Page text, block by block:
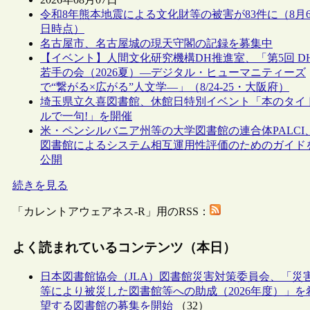
令和8年熊本地震による文化財等の被害が83件に（8月
日時点）
名古屋市、名古屋城の現天守閣の記録を募集中
【イベント】人間文化研究機構DH推進室、「第5回
若手の会（2026夏）―デジタル・ヒューマニティーズ
で“繋がる×広がる”人文学―」（8/24-25・大阪府）
埼玉県立久喜図書館、休館日特別イベント「本のタイ
ルで一句!」を開催
米・ペンシルバニア州等の大学図書館の連合体PALCI、
図書館によるシステム相互運用性評価のためのガイド
公開
続きを見る
「カレントアウェアネス-R」用のRSS：
よく読まれているコンテンツ（本日）
日本図書館協会（JLA）図書館災害対策委員会、「災
等により被災した図書館等への助成（2026年度）」を
望する図書館の募集を開始 （32）